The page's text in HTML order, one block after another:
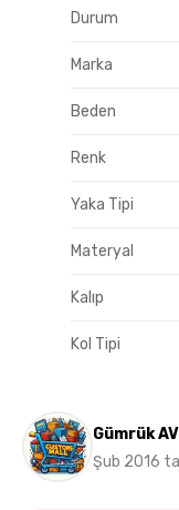
Durum
Marka
Beden
Renk
Yaka Tipi
Materyal
Kalıp
Kol Tipi
Gümrük
Şub 2016